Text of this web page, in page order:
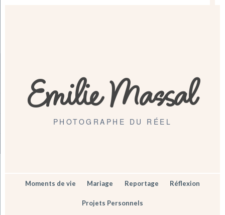
Emilie Massal
PHOTOGRAPHE DU RÉEL
Moments de vie Mariage Reportage Réflexion
Projets Personnels